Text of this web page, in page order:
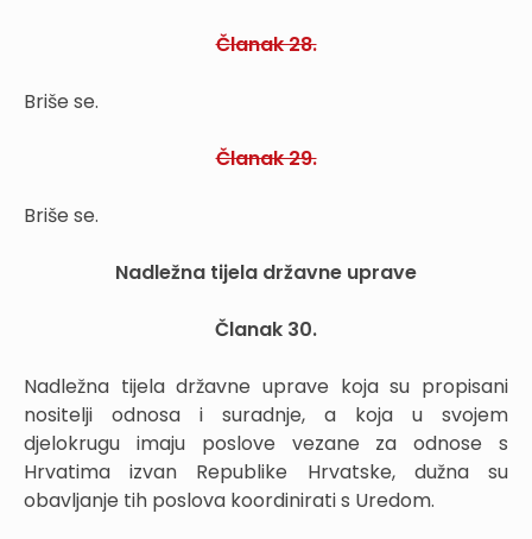
Članak 28.
Briše se.
Članak 29.
Briše se.
Nadležna tijela državne uprave
Članak 30.
Nadležna tijela državne uprave koja su propisani
nositelji odnosa i suradnje, a koja u svojem
djelokrugu imaju poslove vezane za odnose s
Hrvatima izvan Republike Hrvatske, dužna su
obavljanje tih poslova koordinirati s Uredom.